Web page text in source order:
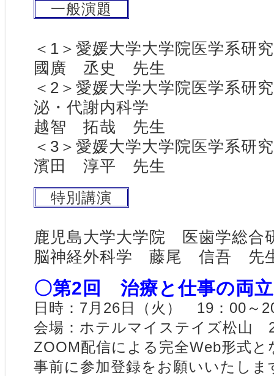
一般演題
＜1＞愛媛大学大学院医学系研
國廣 丞史 先生
＜2＞愛媛大学大学院医学系研
泌・代謝内科学
越智 拓哉 先生
＜3＞愛媛大学大学院医学系研
濱田 淳平 先生
特別講演
鹿児島大学大学院 医歯学総合
脳神経外科学 藤尾 信吾 先
〇第2回 治療と仕事の両
日時：7月26日（火） 19：00～
会場：ホテルマイステイズ松山
ZOOM配信による完全Web形式と
事前に参加登録をお願いいたしま